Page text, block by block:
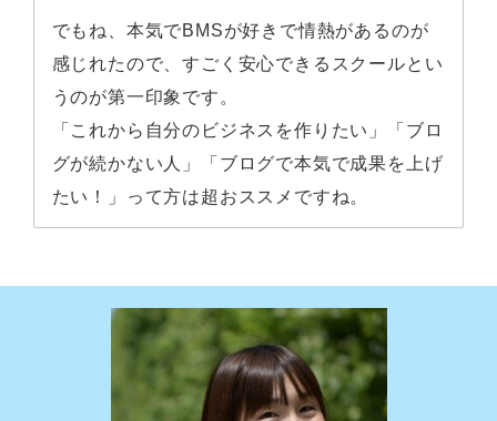
でもね、本気でBMSが好きで情熱があるのが
感じれたので、すごく安心できるスクールとい
うのが第一印象です。
「これから自分のビジネスを作りたい」「ブロ
グが続かない人」「ブログで本気で成果を上げ
たい！」って方は超おススメですね。